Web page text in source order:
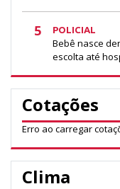
5 POLICIAL
Bebê nasce
escolta até
Cotações
Erro ao carregar
Clima